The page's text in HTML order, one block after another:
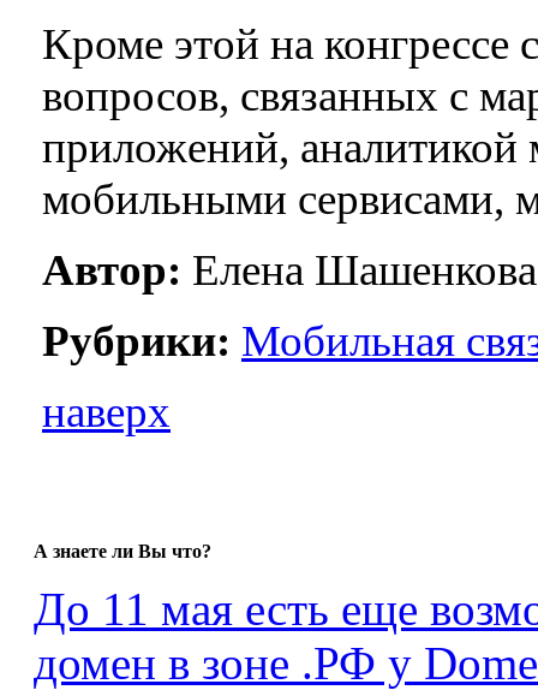
Кроме этой на конгрессе
вопросов, связанных с
приложений, аналитикой
мобильными сервисами,
Автор: Елена
Рубрики: Мобильная
наверх
А знаете ли Вы что?
До 11 мая есть еще
домен в зоне .РФ у